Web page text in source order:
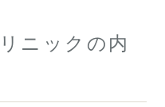
ニックの内